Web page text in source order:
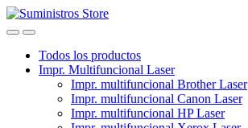
Skip
to
Skip
to
Todos los productos
Impr. Multifuncional Laser
Impr. multifuncional Brother Laser
Impr. multifuncional Canon Laser
Impr. multifuncional HP Laser